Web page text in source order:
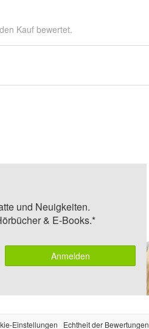
Kauf bewertet.
und Neuigkeiten.
& E-Books.*
Anmelden
Einstellungen Echtheit der Bewertungen